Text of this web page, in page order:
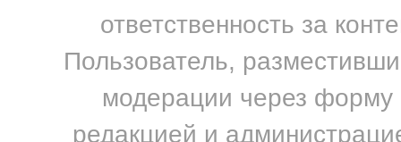
ответственность за
Пользователь,
модерации через форму
редакцией и